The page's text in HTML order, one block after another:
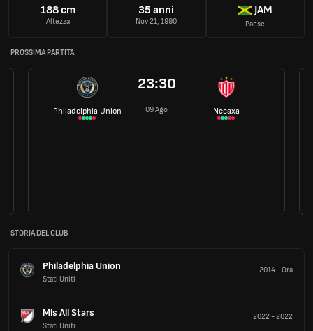
188 cm
Altezza
35 anni
Nov 21, 1990
JAM
Paese
PROSSIMA PARTITA
Philadelphia Union
23:30
09 Ago Necaxa
STORIA DEL CLUB
Philadelphia Union
Stati Uniti
2014-Ora
Mls All Stars
Stati Uniti
2022-2022